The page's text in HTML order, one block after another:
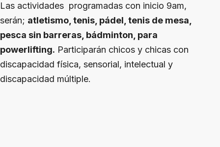
Las actividades programadas con inicio 9am,
serán; atletismo, tenis, pádel, tenis de mesa,
pesca sin barreras, bádminton, para
powerlifting. Participarán chicos y chicas con
discapacidad física, sensorial, intelectual y
discapacidad múltiple.